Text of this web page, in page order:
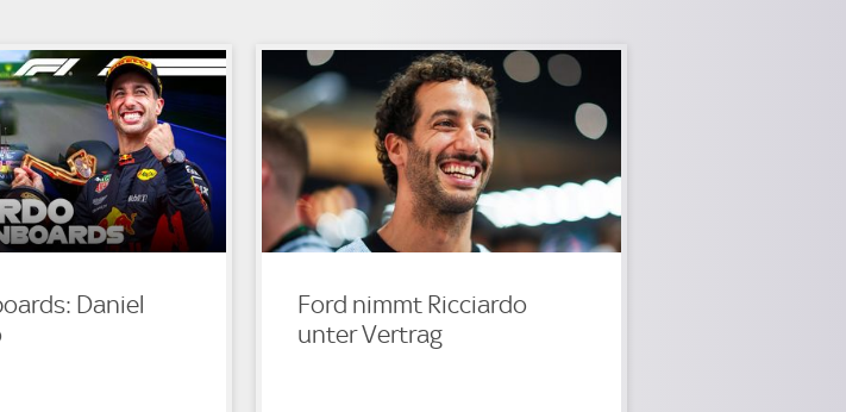
Daniel
Ford nimmt Ricciardo
unter Vertrag